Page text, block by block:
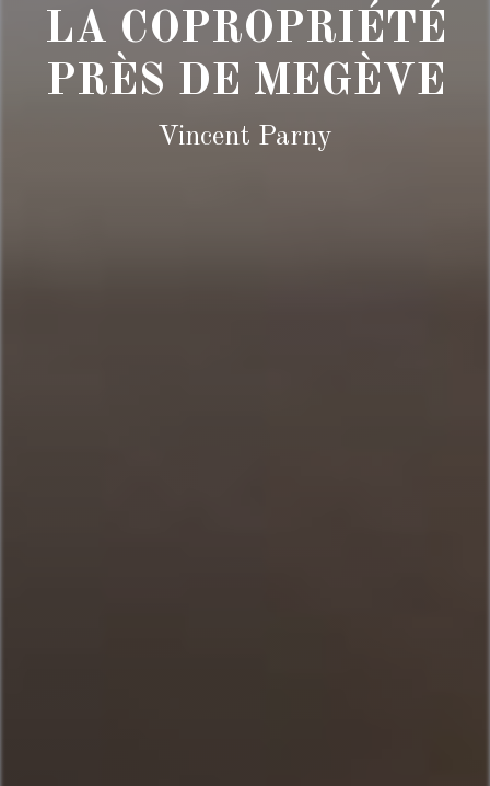
LA COPROPRIÉTÉ
PRÈS DE MEGÈVE
Vincent Parny